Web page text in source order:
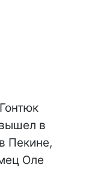
в
Пекине,
Оле